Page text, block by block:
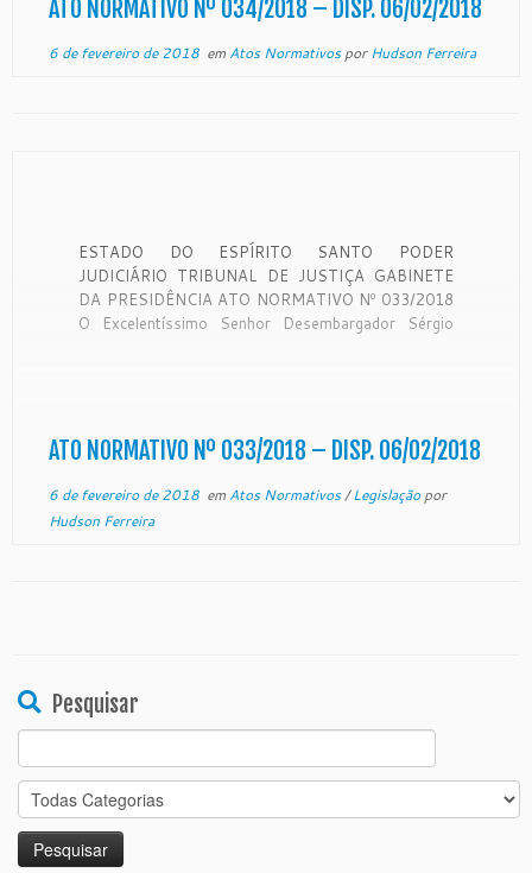
ATO NORMATIVO Nº 034/2018 – DISP. 06/02/2018
6 de fevereiro de 2018em Atos NormativosporHudson Ferreira
ESTADO DO ESPÍRITO SANTO PODER
JUDICIÁRIO TRIBUNAL DE JUSTIÇA GABINETE
DA PRESIDÊNCIA ATO NORMATIVO Nº 033/2018
O Excelentíssimo Senhor Desembargador Sérgio
ATO NORMATIVO Nº 033/2018 – DISP. 06/02/2018
6 de fevereiro de 2018em Atos Normativos/Legislaçãopor
Hudson Ferreira
Pesquisar
for: